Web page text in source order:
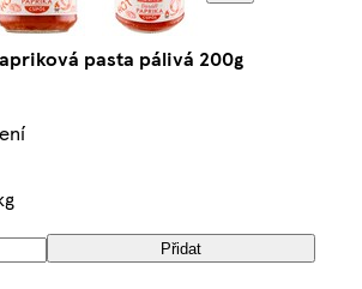
pasta pálivá 200g
Přidat